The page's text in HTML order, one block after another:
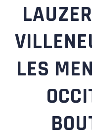
LES